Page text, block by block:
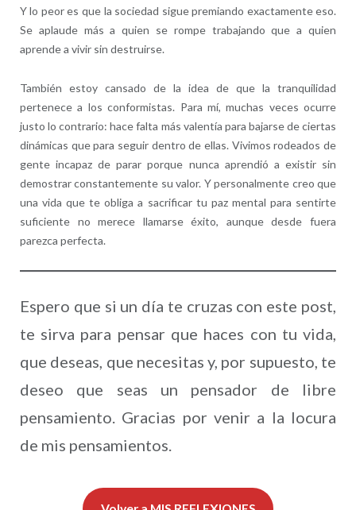
Y lo peor es que la sociedad sigue premiando exactamente eso.
Se aplaude más a quien se rompe trabajando que a quien
aprende a vivir sin destruirse.
También estoy cansado de la idea de que la tranquilidad
pertenece a los conformistas. Para mí, muchas veces ocurre
justo lo contrario: hace falta más valentía para bajarse de ciertas
dinámicas que para seguir dentro de ellas. Vivimos rodeados de
gente incapaz de parar porque nunca aprendió a existir sin
demostrar constantemente su valor. Y personalmente creo que
una vida que te obliga a sacrificar tu paz mental para sentirte
suficiente no merece llamarse éxito, aunque desde fuera
parezca perfecta.
Espero que si un día te cruzas con este post,
te sirva para pensar que haces con tu vida,
que deseas, que necesitas y, por supuesto, te
deseo que seas un pensador de libre
pensamiento. Gracias por venir a la locura
de mis pensamientos.